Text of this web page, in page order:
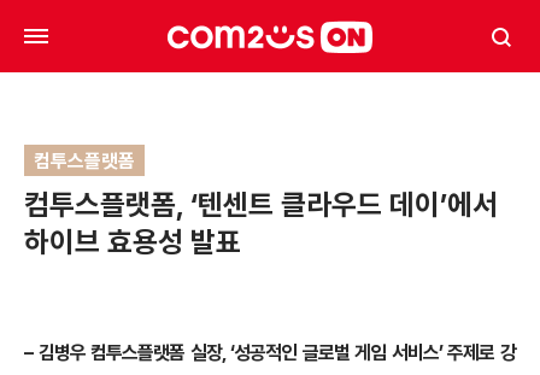
컴투스플랫폼
컴투스플랫폼, ‘텐센트 클라우드 데이’에서
하이브 효용성 발표
– 김병우 컴투스플랫폼 실장, ‘성공적인 글로벌 게임 서비스’ 주제로 강